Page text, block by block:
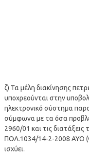
ζ) Τα μέλη διακίνησης
υποχρεούνται στην
ηλεκτρονικό σύστημα
σύμφωνα με τα όσα
2960/01 και τις
ΠΟΛ.1034/14-2-2008 ΑΥΟ
ισχύει.